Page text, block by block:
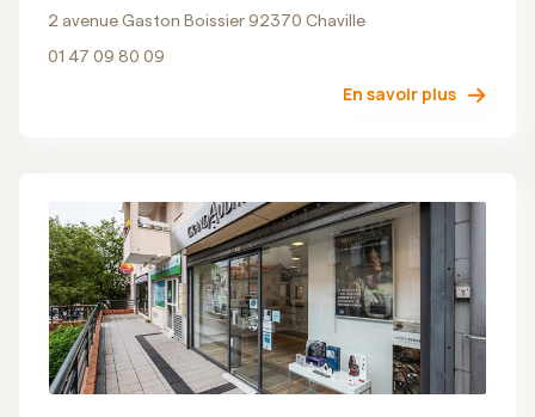
2 avenue Gaston Boissier 92370 Chaville
01 47 09 80 09
En savoir plus